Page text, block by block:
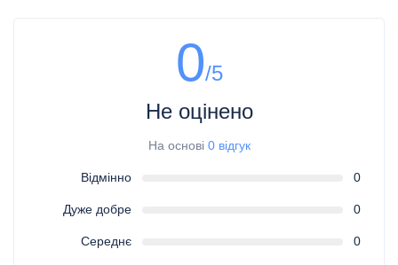
0/5
Не оцінено
На основі 0 відгук
Відмінно 0
Дуже добре 0
Середнє 0